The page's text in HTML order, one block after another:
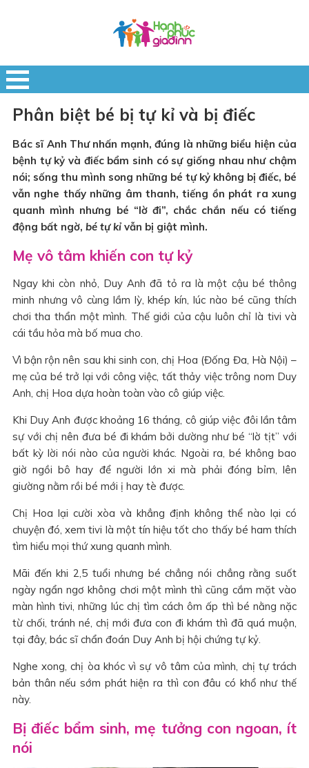
Phân biệt bé bị tự kỉ và bị điếc
Bác sĩ Anh Thư nhấn mạnh, đúng là những biểu hiện của
bệnh tự kỷ và điếc bẩm sinh có sự giống nhau như chậm
nói; sống thu mình song những bé tự kỷ không bị điếc, bé
vẫn nghe thấy những âm thanh, tiếng ồn phát ra xung
quanh mình nhưng bé “lờ đi”, chắc chắn nếu có tiếng
động bất ngờ, bé tự kỉvẫn bị giật mình.
Mẹ vô tâm khiến con tự kỷ
Ngay khi còn nhỏ, Duy Anh đã tỏ ra là một cậu bé thông
minh nhưng vô cùng lầm lỳ, khép kín, lúc nào bé cũng thích
chơi tha thẩn một mình. Thế giới của cậu luôn chỉ là tivi và
cái tầu hỏa mà bố mua cho.
Vì bận rộn nên sau khi sinh con, chị Hoa (Đống Đa, Hà Nội) –
mẹ của bé trở lại với công việc, tất thảy việc trông nom Duy
Anh, chị Hoa dựa hoàn toàn vào cô giúp việc.
Khi Duy Anh được khoảng 16 tháng, cô giúp việc đôi lần tâm
sự với chị nên đưa bé đi khám bởi dường như bé “lờ tịt” với
bất kỳ lời nói nào của người khác. Ngoài ra, bé không bao
giờ ngồi bô hay để người lớn xi mà phải đóng bỉm, lên
giường nằm rồi bé mới ị hay tè được.
Chị Hoa lại cười xòa và khẳng định không thể nào lại có
chuyện đó, xem tivi là một tín hiệu tốt cho thấy bé ham thích
tìm hiểu mọi thứ xung quanh mình.
Mãi đến khi 2,5 tuổi nhưng bé chẳng nói chẳng rằng suốt
ngày ngẩn ngơ không chơi một mình thì cũng cắm mặt vào
màn hình tivi, những lúc chị tìm cách ôm ấp thì bé nằng nặc
từ chối, tránh né, chị mới đưa con đi khám thì đã quá muộn,
tại đây, bác sĩ chẩn đoán Duy Anh bị hội chứng tự kỷ.
Nghe xong, chị òa khóc vì sự vô tâm của mình, chị tự trách
bản thân nếu sớm phát hiện ra thì con đâu có khổ như thế
này.
Bị điếc bẩm sinh, mẹ tưởng con ngoan, ít
nói